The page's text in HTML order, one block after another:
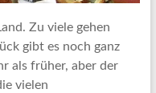
Zu viele gehen
gibt es noch ganz
als früher, aber der
vielen